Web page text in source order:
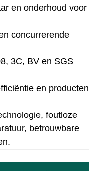
en onderhoud voor
concurrerende
3C, BV en SGS
en producten
foutloze
betrouwbare